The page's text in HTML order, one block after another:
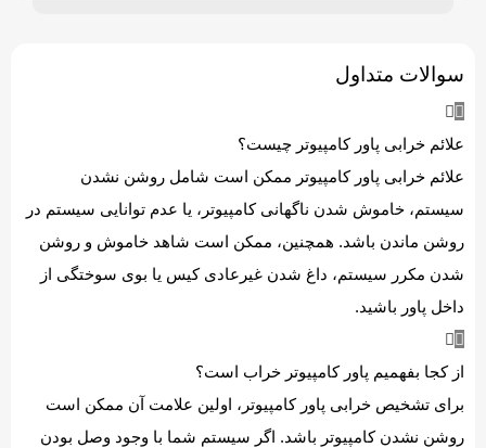
سوالات متداول
علائم خرابی پاور کامپیوتر چیست؟
علائم خرابی پاور کامپیوتر ممکن است شامل روشن نشدن
سیستم، خاموش شدن ناگهانی کامپیوتر، یا عدم توانایی سیستم در
روشن ماندن باشد. همچنین، ممکن است شاهد خاموش و روشن
شدن مکرر سیستم، داغ شدن غیرعادی کیس یا بوی سوختگی از
داخل پاور باشید.
از کجا بفهمیم پاور کامپیوتر خراب است؟
برای تشخیص خرابی پاور کامپیوتر، اولین علامت آن ممکن است
روشن نشدن کامپیوتر باشد. اگر سیستم شما با وجود وصل بودن